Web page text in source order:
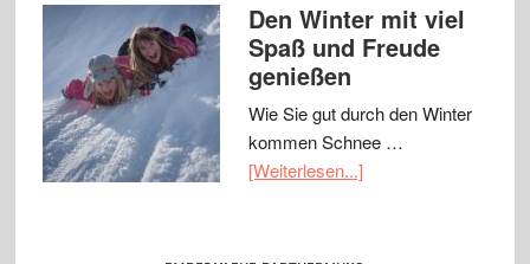
Den Winter mit viel
Spaß und Freude
genießen
Wie Sie gut durch den Winter
kommen Schnee …
[Weiterlesen...]